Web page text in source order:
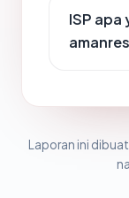
ISP apa
Laporan ini